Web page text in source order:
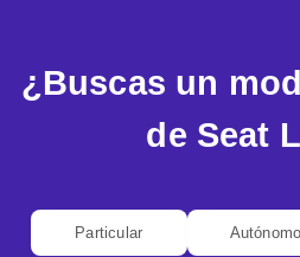
¿Buscas un
de Seat
Particular Autónomo